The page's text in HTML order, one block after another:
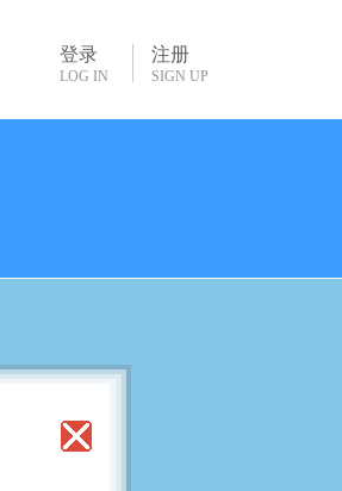
登录
LOG IN
注册
SIGN UP